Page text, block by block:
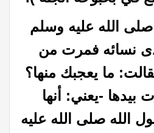
صلى الله عليه وسلم
نسائه فمرت من
ما يعجبك منها؟
بيدها -يعني: أنها
الله صلى الله عليه